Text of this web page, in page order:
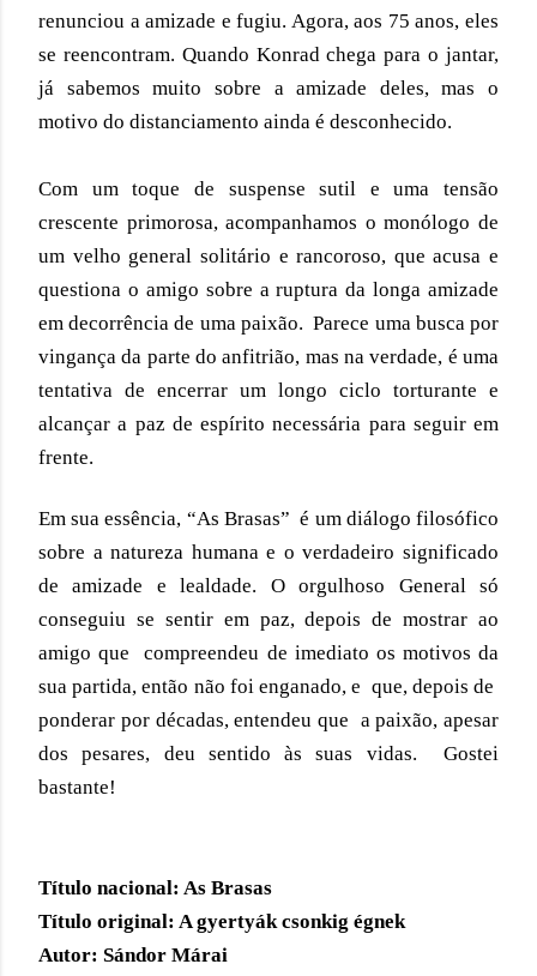
renunciou a amizade e fugiu. Agora, aos 75 anos, eles
se reencontram. Quando Konrad chega para o jantar,
já sabemos muito sobre a amizade deles, mas o
motivo do distanciamento ainda é desconhecido.
Com um toque de suspense sutil e uma tensão
crescente primorosa, acompanhamos o monólogo de
um velho general solitário e rancoroso, que acusa e
questiona o amigo sobre a ruptura da longa amizade
em decorrência de uma paixão.  Parece uma busca por
vingança da parte do anfitrião, mas na verdade, é uma
tentativa de encerrar um longo ciclo torturante e
alcançar a paz de espírito necessária para seguir em
frente.
Em sua essência, “As Brasas”  é um diálogo filosófico
sobre a natureza humana e o verdadeiro significado
de amizade e lealdade. O orgulhoso General só
conseguiu se sentir em paz, depois de mostrar ao
amigo que  compreendeu de imediato os motivos da
sua partida, então não foi enganado, e  que, depois de
ponderar por décadas, entendeu que  a paixão, apesar
dos pesares, deu sentido às suas vidas.  Gostei
bastante!
Título nacional: As Brasas
Título original: A gyertyák csonkig égnek
Autor: Sándor Márai